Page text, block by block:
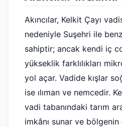
Akıncılar, Kelkit Çayı
nedeniyle Suşehri ile
sahiptir; ancak kendi iç
yükseklik farklılıkları
yol açar. Vadide kışlar
ise ılıman ve nemcedir.
vadi tabanındaki tarım
imkânı sunar ve